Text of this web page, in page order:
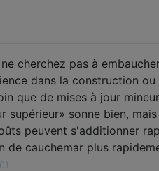
cherchez pas à
dans la construction
que de mises à jour
supérieur» sonne bien,
peuvent s'additionner
de cauchemar plus